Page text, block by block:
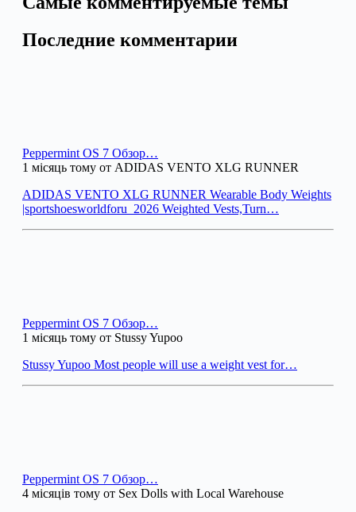
Последние комментарии
Peppermint OS 7 Обзор…
1 місяць тому от ADIDAS VENTO XLG RUNNER
ADIDAS VENTO XLG RUNNER Wearable Body Weights
|sportshoesworldforu_2026 Weighted Vests,Turn…
Peppermint OS 7 Обзор…
1 місяць тому от Stussy Yupoo
Stussy Yupoo Most people will use a weight vest for…
Peppermint OS 7 Обзор…
4 місяців тому от Sex Dolls with Local Warehouse